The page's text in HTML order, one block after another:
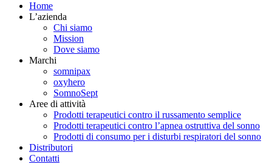
Home
L’azienda
Chi siamo
Mission
Dove siamo
Marchi
somnipax
oxyhero
SomnoSept
Aree di attività
Prodotti terapeutici contro il russamento semplice
Prodotti terapeutici contro l’apnea ostruttiva del sonno
Prodotti di consumo per i disturbi respiratori del sonno
Distributori
Contatti